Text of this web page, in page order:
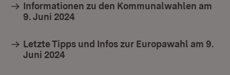
Informationen zu den Kommunalwahlen am
9. Juni 2024
Letzte Tipps und Infos zur Europawahl am 9.
Juni 2024